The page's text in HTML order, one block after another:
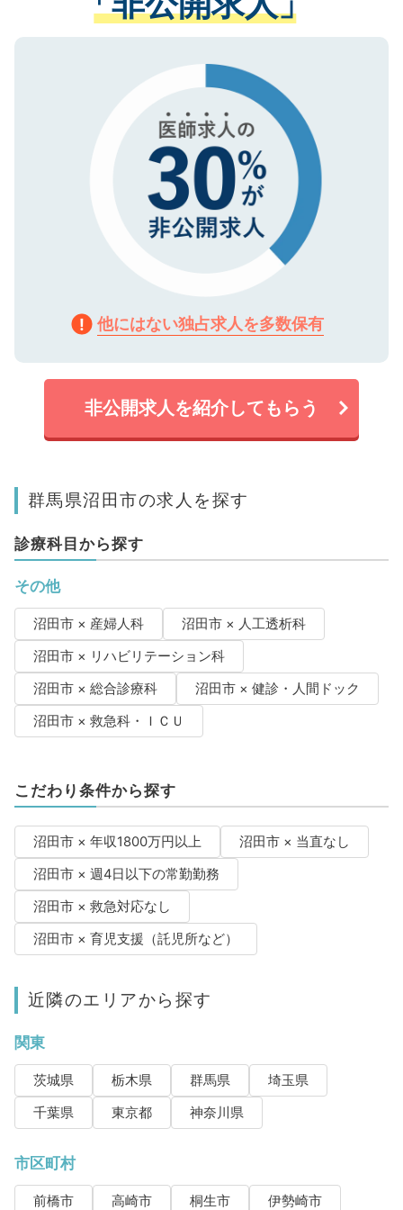
る、プライバシーマークを取得済みです。
ご登録いただいた個人情報は、SSL（デー
で、機密保持に関してもご安心ください。
ない方には、長期的なサポートが可能です
ので、まずはご登録ください。
他にはない独占求人を多数保有
非公開求人を紹介してもらう
群馬県沼田市の求人を探す
診療科目から探す
その他
沼田市 × 産婦人科
沼田市 × 人工透析科
沼田市 × リハビリテーション科
沼田市 × 総合診療科
沼田市 × 健診・人間ドック
沼田市 × 救急科・ＩＣＵ
こだわり条件から探す
沼田市 × 年収1800万円以上
沼田市 × 当直なし
沼田市 × 週4日以下の常勤勤務
沼田市 × 救急対応なし
沼田市 × 育児支援（託児所など）
近隣のエリアから探す
関東
茨城県 栃木県 群馬県
埼玉県
千葉県
東京都 神奈川県
市区町村
前橋市 高崎市 桐生市
伊勢崎市